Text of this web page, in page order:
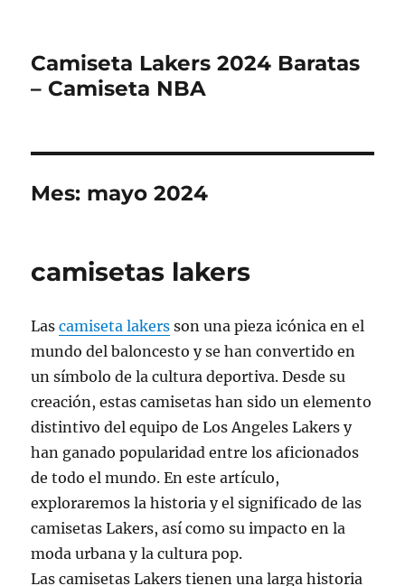
Camiseta Lakers 2024 Baratas
– Camiseta NBA
Mes: mayo 2024
camisetas lakers
Lascamiseta lakers son una pieza icónica en el
mundo del baloncesto y se han convertido en
un símbolo de la cultura deportiva. Desde su
creación, estas camisetas han sido un elemento
distintivo del equipo de Los Angeles Lakers y
han ganado popularidad entre los aficionados
de todo el mundo. En este artículo,
exploraremos la historia y el significado de las
camisetas Lakers, así como su impacto en la
moda urbana y la cultura pop.
Las camisetas Lakers tienen una larga historia